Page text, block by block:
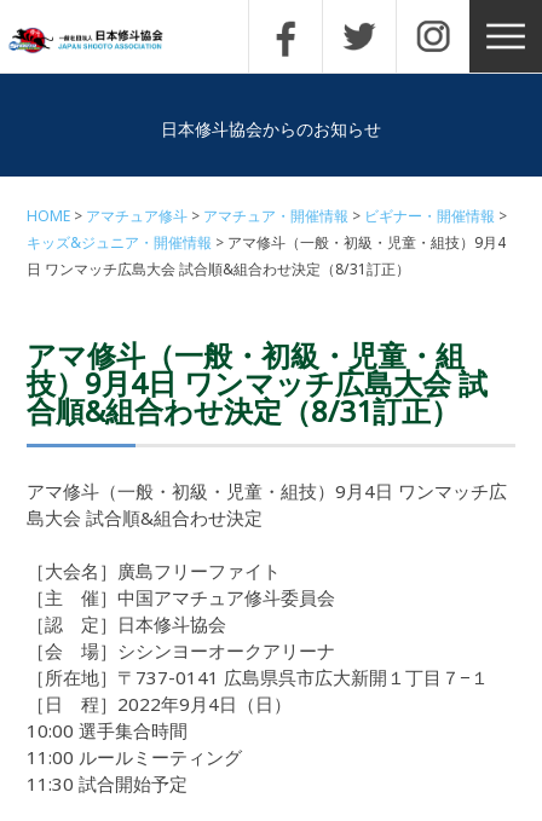
日本修斗協会からのお知らせ
HOME アマチュア修斗 アマチュア・開催情報
ビギナー・開催情報
キッズ&ジュニア・開催情報
アマ修斗（一般・初級・児童・組技）9月4
日 ワンマッチ広島大会 試合順&組合わせ決定（8/31訂正）
アマ修斗（一般・初級・児童・組
技）9月4日 ワンマッチ広島大会 試
合順&組合わせ決定（8/31訂正）
アマ修斗（一般・初級・児童・組技）9月4日 ワンマッチ広
島大会 試合順&組合わせ決定
［大会名］廣島フリーファイト
［主 催］中国アマチュア修斗委員会
［認 定］日本修斗協会
［会 場］シシンヨーオークアリーナ
［所在地］〒737-0141 広島県呉市広大新開１丁目７−１
［日 程］2022年9月4日（日）
10:00 選手集合時間
11:00 ルールミーティング
11:30 試合開始予定